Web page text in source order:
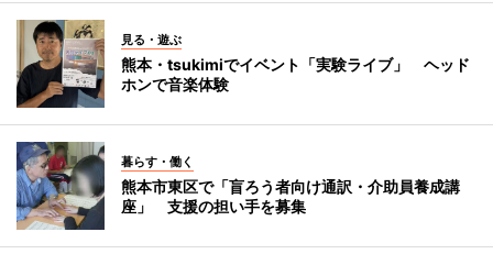
見る・遊ぶ
熊本・tsukimiでイベント「実験ライブ」 ヘッド
ホンで音楽体験
暮らす・働く
熊本市東区で「盲ろう者向け通訳・介助員養成講
座」 支援の担い手を募集